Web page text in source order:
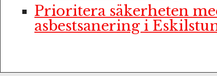
Prioritera säkerheten
asbestsanering i